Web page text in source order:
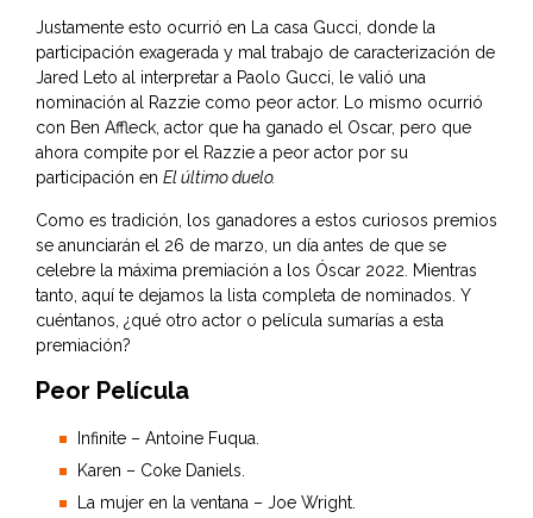
Justamente esto ocurrió en La casa Gucci, donde la
participación exagerada y mal trabajo de caracterización de
Jared Leto al interpretar a Paolo Gucci, le valió una
nominación al Razzie como peor actor. Lo mismo ocurrió
con Ben Affleck, actor que ha ganado el Oscar, pero que
ahora compite por el Razzie a peor actor por su
participación en El último duelo.
Como es tradición, los ganadores a estos curiosos premios
se anunciarán el 26 de marzo, un día antes de que se
celebre la máxima premiación a los Óscar 2022. Mientras
tanto, aquí te dejamos la lista completa de nominados. Y
cuéntanos, ¿qué otro actor o película sumarías a esta
premiación?
Peor Película
Infinite – Antoine Fuqua.
Karen – Coke Daniels.
La mujer en la ventana – Joe Wright.